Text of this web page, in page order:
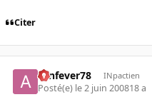
Citer
aznfever78 INpactien
Posté(e) le 2 juin 200818 a